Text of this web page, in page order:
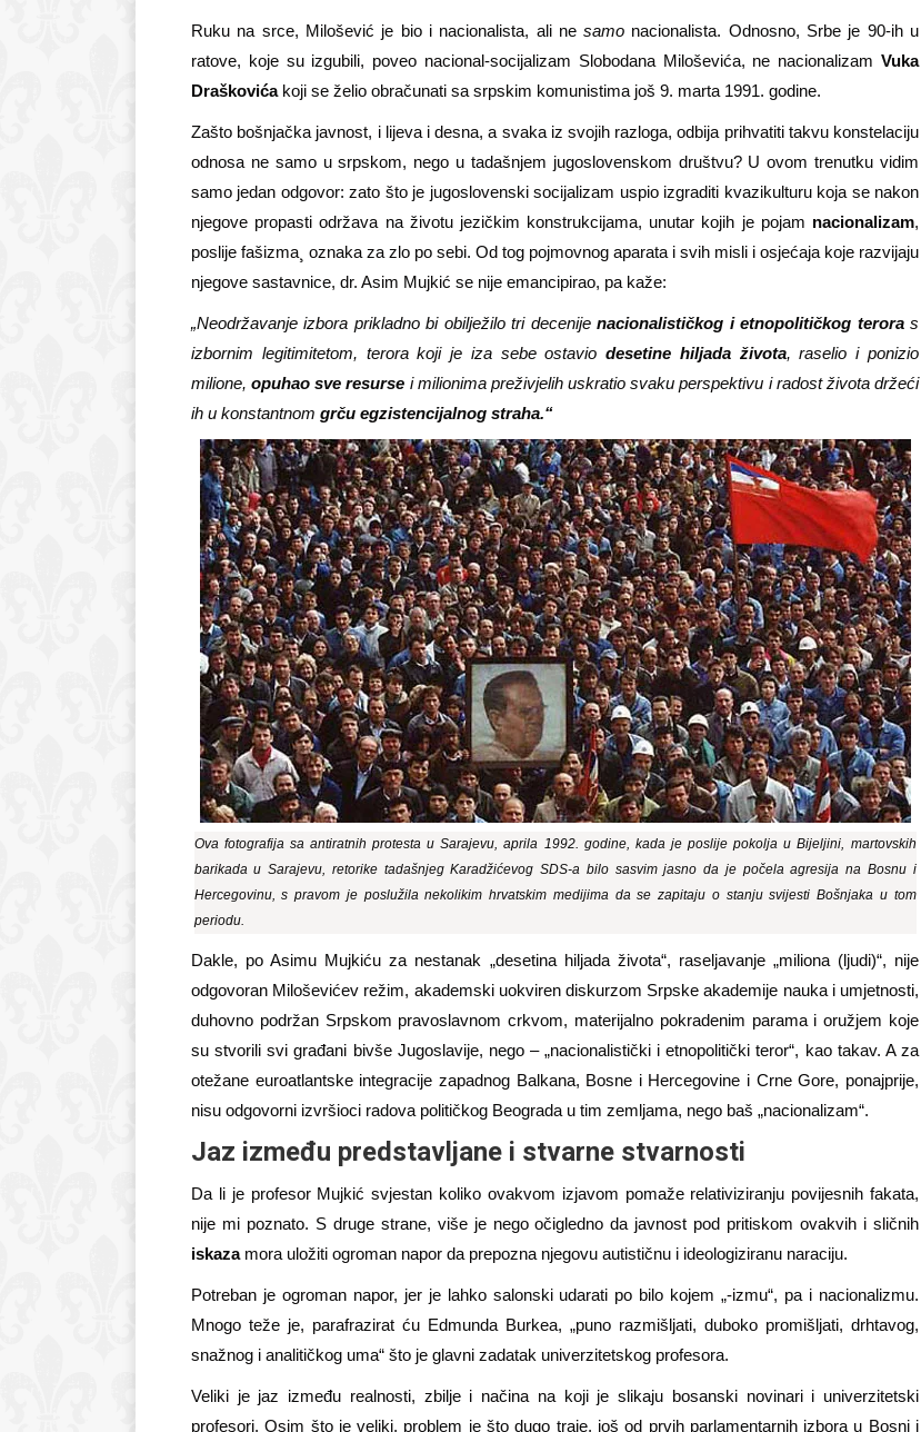
Ruku na srce, Milošević je bio i nacionalista, ali nesamo nacionalista. Odnosno, Srbe je 90-ih u
ratove, koje su izgubili, poveo nacional-socijalizam Slobodana Miloševića, ne nacionalizam Vuka
Draškovićakoji se želio obračunati sa srpskim komunistima još 9. marta 1991. godine.
Zašto bošnjačka javnost, i lijeva i desna, a svaka iz svojih razloga, odbija prihvatiti takvu konstelaciju
odnosa ne samo u srpskom, nego u tadašnjem jugoslovenskom društvu? U ovom trenutku vidim
samo jedan odgovor: zato što je jugoslovenski socijalizam uspio izgraditi kvazikulturu koja se nakon
njegove propasti održava na životu jezičkim konstrukcijama, unutar kojih je pojam nacionalizam,
poslije fašizma¸ oznaka za zlo po sebi. Od tog pojmovnog aparata i svih misli i osjećaja koje razvijaju
njegove sastavnice, dr. Asim Mujkić se nije emancipirao, pa kaže:
„Neodržavanje izbora prikladno bi obilježilo tri decenijenacionalističkog i etnopolitičkog teroras
izbornim legitimitetom, terora koji je iza sebe ostaviodesetine hiljada života, raselio i ponizio
milione,opuhao sve resurse i milionima preživjelih uskratio svaku perspektivu i radost života držeći
ih u konstantnom grču egzistencijalnog straha.“
Ova fotografija sa antiratnih protesta u Sarajevu, aprila 1992. godine, kada je poslije pokolja u Bijeljini, martovskih
barikada u Sarajevu, retorike tadašnjeg Karadžićevog SDS-a bilo sasvim jasno da je počela agresija na Bosnu i
Hercegovinu, s pravom je poslužila nekolikim hrvatskim medijima da se zapitaju o stanju svijesti Bošnjaka u tom
periodu.
Dakle, po Asimu Mujkiću za nestanak „desetina hiljada života“, raseljavanje „miliona (ljudi)“, nije
odgovoran Miloševićev režim, akademski uokviren diskurzom Srpske akademije nauka i umjetnosti,
duhovno podržan Srpskom pravoslavnom crkvom, materijalno pokradenim parama i oružjem koje
su stvorili svi građani bivše Jugoslavije, nego – „nacionalistički i etnopolitički teror“, kao takav. A za
otežane euroatlantske integracije zapadnog Balkana, Bosne i Hercegovine i Crne Gore, ponajprije,
nisu odgovorni izvršioci radova političkog Beograda u tim zemljama, nego baš „nacionalizam“.
Jaz između predstavljane i stvarne stvarnosti
Da li je profesor Mujkić svjestan koliko ovakvom izjavom pomaže relativiziranju povijesnih fakata,
nije mi poznato. S druge strane, više je nego očigledno da javnost pod pritiskom ovakvih i sličnih
iskaza mora uložiti ogroman napor da prepozna njegovu autističnu i ideologiziranu naraciju.
Potreban je ogroman napor, jer je lahko salonski udarati po bilo kojem „-izmu“, pa i nacionalizmu.
Mnogo teže je, parafrazirat ću Edmunda Burkea, „puno razmišljati, duboko promišljati, drhtavog,
snažnog i analitičkog uma“ što je glavni zadatak univerzitetskog profesora.
Veliki je jaz između realnosti, zbilje i načina na koji je slikaju bosanski novinari i univerzitetski
profesori. Osim što je veliki, problem je što dugo traje, još od prvih parlamentarnih izbora u Bosni i